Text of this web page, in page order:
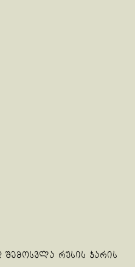
რუსის ჯარის